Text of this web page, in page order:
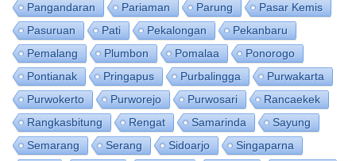
Pangandaran
Pariaman Parung
Pasar Kemis
Pasuruan
Pati Pekalongan
Pekanbaru
Pemalang
Plumbon Pomalaa
Ponorogo
Pontianak
Pringapus Purbalingga
Purwakarta
Purwokerto
Purworejo Purwosari
Rancaekek
Rangkasbitung
Rengat Samarinda
Sayung
Semarang
Serang Sidoarjo
Singaparna